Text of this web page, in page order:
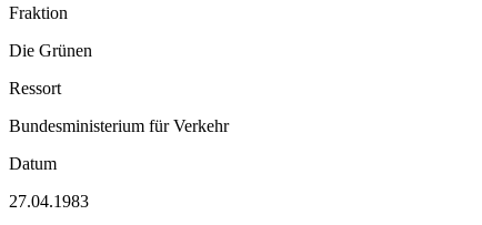
Fraktion
Die Grünen
Ressort
Bundesministerium für Verkehr
Datum
27.04.1983